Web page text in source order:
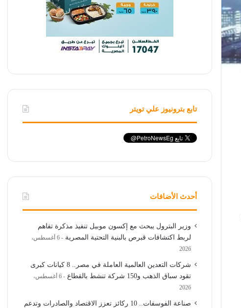
تابع بترونيوز علي تويتر
أحدث الأضافات
وزير البترول يبحث مع إكسون موبيل تنفيذ مذكرة تفاهم
لربط اكتشافات قبرص بالبنية التحتية المصرية
6 أغسطس،
2026
شركات التعدين العالمية العاملة في مصر.. 8 كيانات كبرى
تقود سباق الذهب و150 شركة تنشط بالقطاع
6 أغسطس،
2026
صناعة الفوسفات.. 10 ركائز تعزز الاقتصاد والصادرات وتدعم